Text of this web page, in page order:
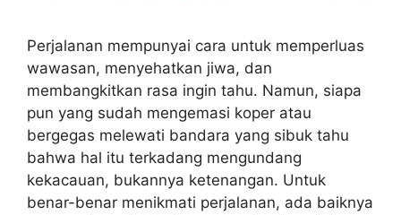
Perjalanan mempunyai cara untuk memperluas
wawasan, menyehatkan jiwa, dan
membangkitkan rasa ingin tahu. Namun, siapa
pun yang sudah mengemasi koper atau
bergegas melewati bandara yang sibuk tahu
bahwa hal itu terkadang mengundang
kekacauan, bukannya ketenangan. Untuk
benar-benar menikmati perjalanan, ada baiknya